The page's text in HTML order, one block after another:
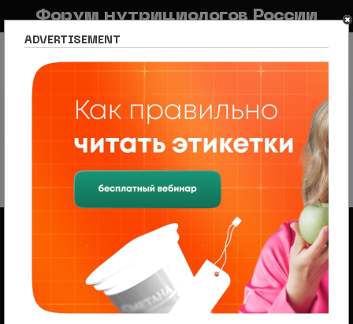
Форум нутрициологов России
FAQ Правила
Нутрициология по регионам
ФГБУН "ФИЦ питания и
биотехнологии"
32 темы • Страница из
Менеджер по продажам (B2B/B2C) в НЦПС
— Удаленно, от 110 000 ₽
Ищем менеджера по продажам в лицензированный
учебный центр нутрициологии. Удаленная работа,
свободный график, оплата 20%
ADVERTISEMENT